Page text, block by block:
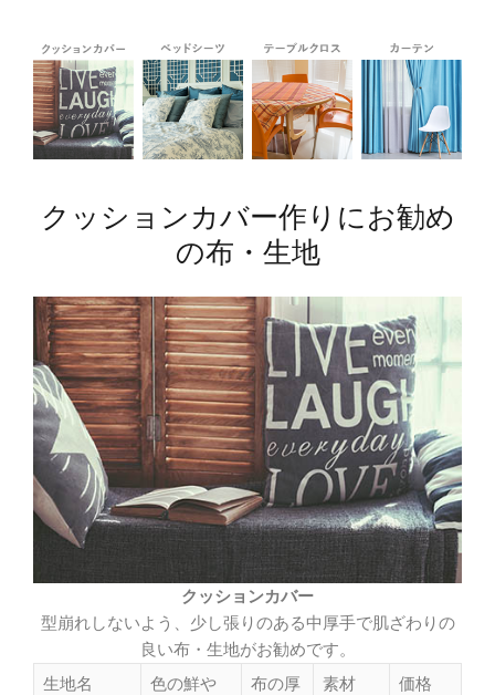
クッションカバー作りにお勧め
の布・生地
クッションカバー
型崩れしないよう、少し張りのある中厚手で肌ざわりの
良い布・生地がお勧めです。
生地名
色の鮮や
布の厚
素材
価格